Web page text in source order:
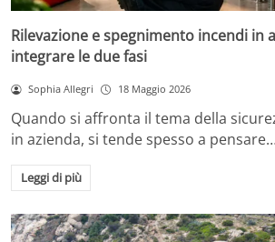
Rilevazione e spegnimento incendi in
integrare le due fasi
Sophia Allegri 18 Maggio 2026
Quando si affronta il tema della
in azienda, si tende spesso a
Leggi di più